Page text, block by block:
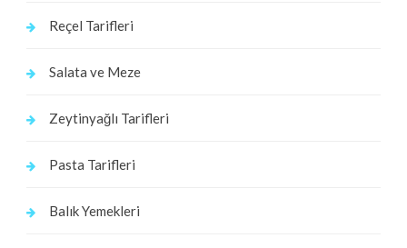
Reçel Tarifleri
Salata ve Meze
Zeytinyağlı Tarifleri
Pasta Tarifleri
Balık Yemekleri